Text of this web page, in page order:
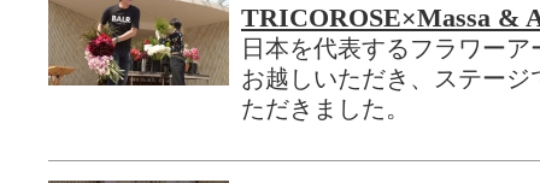
TRICOROSE×Massa &
日本を代表するフラワー
お越しいただき、ステー
ただきました。